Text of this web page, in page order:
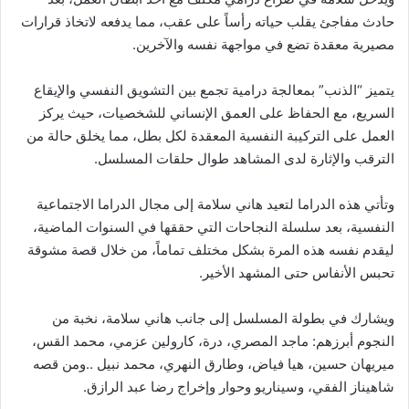
حادث مفاجئ يقلب حياته رأساً على عقب، مما يدفعه لاتخاذ قرارات
مصيرية معقدة تضع في مواجهة نفسه والآخرين.
يتميز “الذنب” بمعالجة درامية تجمع بين التشويق النفسي والإيقاع
السريع، مع الحفاظ على العمق الإنساني للشخصيات، حيث يركز
العمل على التركيبة النفسية المعقدة لكل بطل، مما يخلق حالة من
الترقب والإثارة لدى المشاهد طوال حلقات المسلسل.
وتأتي هذه الدراما لتعيد هاني سلامة إلى مجال الدراما الاجتماعية
النفسية، بعد سلسلة النجاحات التي حققها في السنوات الماضية،
ليقدم نفسه هذه المرة بشكل مختلف تماماً، من خلال قصة مشوقة
تحبس الأنفاس حتى المشهد الأخير.
ويشارك في بطولة المسلسل إلى جانب هاني سلامة، نخبة من
النجوم أبرزهم: ماجد المصري، درة، كارولين عزمي، محمد القس،
ميريهان حسين، هيا فياض، وطارق النهري، محمد نبيل ..ومن قصه
شاهيناز الفقي، وسيناريو وحوار وإخراج رضا عبد الرازق.